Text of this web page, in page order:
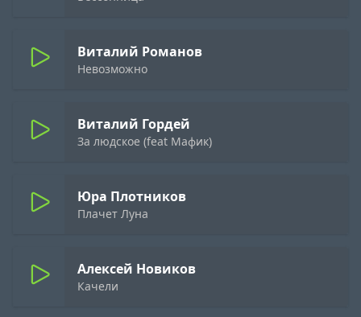
Виталий Романов
Невозможно
Виталий Гордей
За людское (feat Мафик)
Юра Плотников
Плачет Луна
Алексей Новиков
Качели